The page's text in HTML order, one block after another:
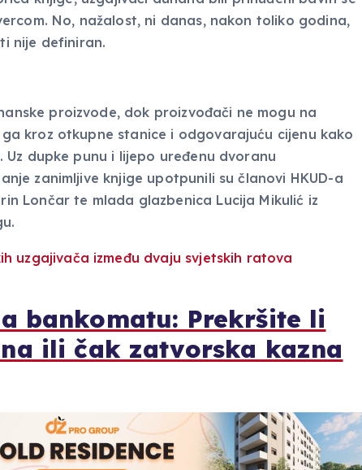
No, nažalost, ni danas, nakon toliko godina,
nije definiran.
proizvode, dok proizvođači ne mogu na
kroz otkupne stanice i odgovarajuću cijenu kako
dupke punu i lijepo uređenu dvoranu
zanimljive knjige upotpunili su članovi HKUD-a
Lončar te mlada glazbenica Lucija Mikulić iz
bankomatu: Prekršite li
ili čak zatvorska kazna